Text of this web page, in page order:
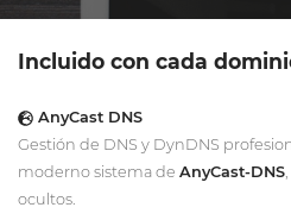
Incluido con cada
AnyCast DNS
Gestión de DNS y DynDNS
moderno sistema de AnyCast-DNS
ocultos.